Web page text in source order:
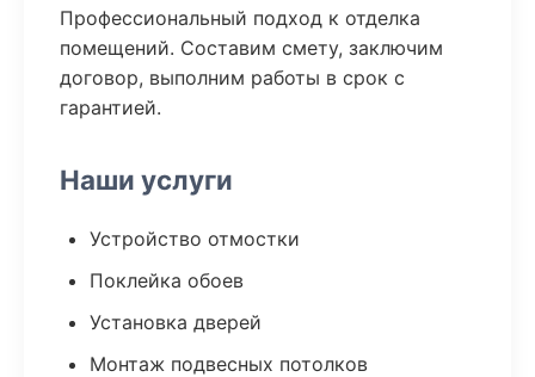
Профессиональный подход к отделка
помещений. Составим смету, заключим
договор, выполним работы в срок с
гарантией.
Наши услуги
Устройство отмостки
Поклейка обоев
Установка дверей
Монтаж подвесных потолков